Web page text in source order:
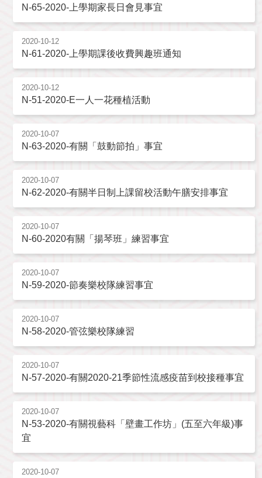
N-65-2020-上學期家長日會見事宜
2020-10-12
N-61-2020-上學期課後收費興趣班通知
2020-10-12
N-51-2020-E一人一花種植活動
2020-10-07
N-63-2020-有關「鼓動節拍」事宜
2020-10-07
N-62-2020-有關半日制上課留校活動午膳安排事宜
2020-10-07
N-60-2020有關「揚琴班」練習事宜
2020-10-07
N-59-2020-節奏樂校隊練習事宜
2020-10-07
N-58-2020-管弦樂校隊練習
2020-10-07
N-57-2020-有關2020-21季節性流感疫苗到校接種事宜
2020-10-07
N-53-2020-有關視藝科「壁畫工作坊」(五至六年級)事
宜
2020-10-07